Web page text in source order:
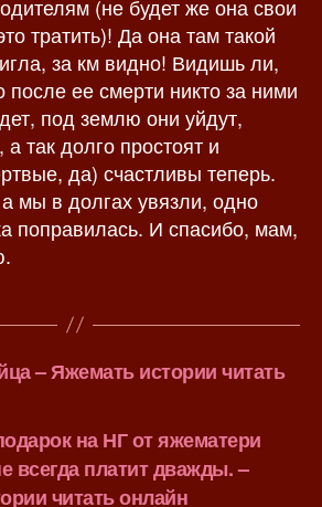
(не будет же она свои
тратить)! Да она там такой
за км видно! Видишь ли,
после ее смерти никто за ними
под землю они уйдут,
а так долго простоят и
да) счастливы теперь.
мы в долгах увязли, одно
поправилась. И спасибо, мам,
– Яжемать истории читать
на НГ от яжематери
всегда платит дважды. –
читать онлайн